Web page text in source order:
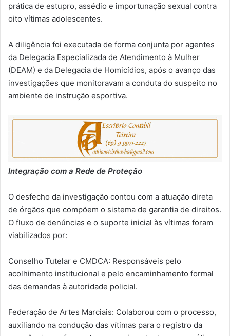
prática de estupro, assédio e importunação sexual contra
oito vítimas adolescentes.
A diligência foi executada de forma conjunta por agentes
da Delegacia Especializada de Atendimento à Mulher
(DEAM) e da Delegacia de Homicídios, após o avanço das
investigações que monitoravam a conduta do suspeito no
ambiente de instrução esportiva.
Integração com a Rede de Proteção
O desfecho da investigação contou com a atuação direta
de órgãos que compõem o sistema de garantia de direitos.
O fluxo de denúncias e o suporte inicial às vítimas foram
viabilizados por:
Conselho Tutelar e CMDCA: Responsáveis pelo
acolhimento institucional e pelo encaminhamento formal
das demandas à autoridade policial.
Federação de Artes Marciais: Colaborou com o processo,
auxiliando na condução das vítimas para o registro da